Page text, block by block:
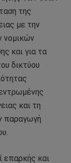
της
με την
νομικών
και για τα
δικτύου
και τη
παραγωγή
επαρκής και